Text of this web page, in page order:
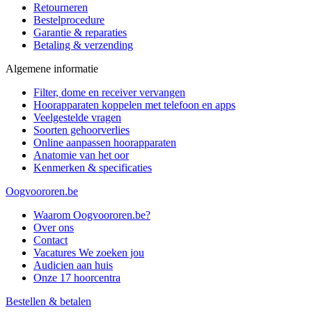
Retourneren
Bestelprocedure
Garantie & reparaties
Betaling & verzending
Algemene informatie
Filter, dome en receiver vervangen
Hoorapparaten koppelen met telefoon en apps
Veelgestelde vragen
Soorten gehoorverlies
Online aanpassen hoorapparaten
Anatomie van het oor
Kenmerken & specificaties
Oogvoororen.be
Waarom Oogvoororen.be?
Over ons
Contact
Vacatures We zoeken jou
Audicien aan huis
Onze 17 hoorcentra
Bestellen & betalen